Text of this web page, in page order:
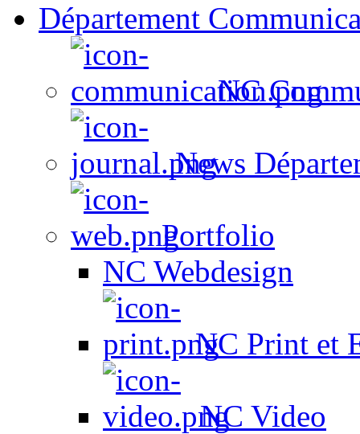
Département
NC
News
Portfolio
NC Webdesign
NC Print et
NC Video